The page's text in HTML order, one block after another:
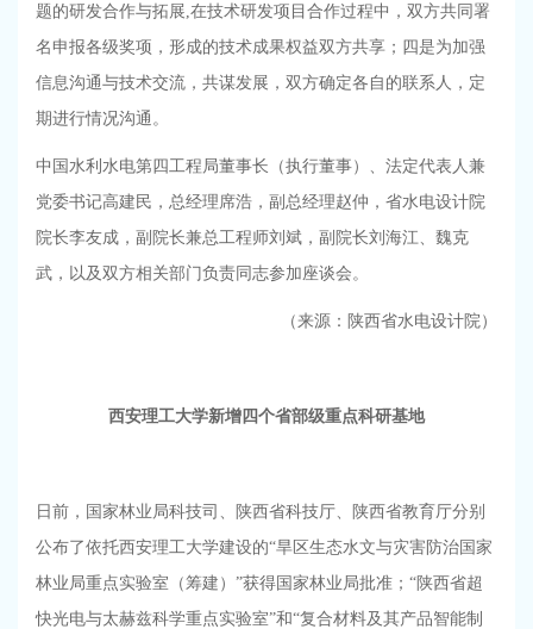
题的研发合作与拓展,在技术研发项目合作过程中，双方共同署
名申报各级奖项，形成的技术成果权益双方共享；四是为加强
信息沟通与技术交流，共谋发展，双方确定各自的联系人，定
期进行情况沟通。
中国水利水电第四工程局董事长（执行董事）、法定代表人兼
党委书记高建民，总经理席浩，副总经理赵仲，省水电设计院
院长李友成，副院长兼总工程师刘斌，副院长刘海江、魏克
武，以及双方相关部门负责同志参加座谈会。
（来源：陕西省水电设计院）
西安理工大学新增 四个省部级重点科研基地
日前，国家林业局科技司、陕西省科技厅、陕西省教育厅分别
公布了依托西安理工大学建设的“旱区生态水文与灾害防治国家
林业局重点实验室（筹建）”获得国家林业局批准；“陕西省超
快光电与太赫兹科学重点实验室”和“复合材料及其产品智能制